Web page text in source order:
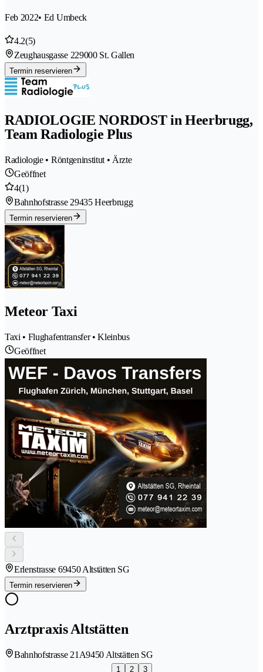
Feb 2022• Ed Umbeck
4.2(5)
Zeughausgasse 229000 St. Gallen
Termin reservieren
RADIOLOGIE NORDOST in Heerbrugg,
Team Radiologie Plus
Radiologie • Röntgeninstitut • Ärzte
Geöffnet
4(1)
Bahnhofstrasse 29435 Heerbrugg
Termin reservieren
Meteor Taxi
Taxi • Flughafentransfer • Kleinbus
Geöffnet
Erlenstrasse 69450 Altstätten SG
Termin reservieren
Arztpraxis Altstätten
Bahnhofstrasse 21A9450 Altstätten SG
1 2 3